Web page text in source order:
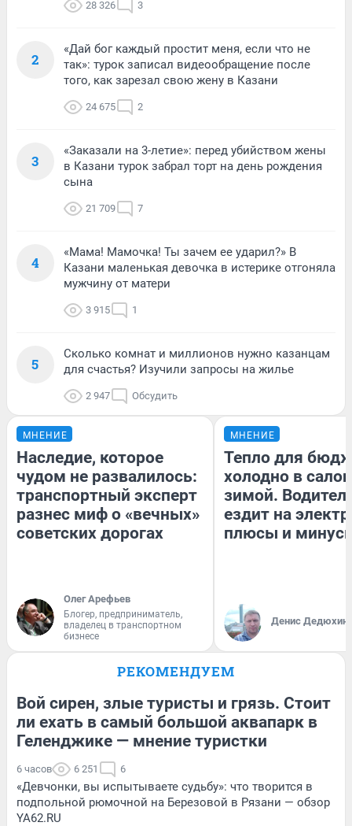
28 326 3
2
«Дай бог каждый простит меня, если что не
так»: турок записал видеообращение после
того, как зарезал свою жену в Казани
24 675 2
3
«Заказали на 3-летие»: перед убийством жены
в Казани турок забрал торт на день рождения
сына
21 709 7
4
«Мама! Мамочка! Ты зачем ее ударил?» В
Казани маленькая девочка в истерике отгоняла
мужчину от матери
3 915 1
5
Сколько комнат и миллионов нужно казанцам
для счастья? Изучили запросы на жилье
2 947 Обсудить
МНЕНИЕ
Наследие, которое
чудом не развалилось:
транспортный эксперт
разнес миф о «вечных»
советских дорогах
Олег Арефьев
Блогер, предприниматель,
владелец в транспортном
бизнесе
МНЕНИЕ
Тепло для
холодно в
зимой.
ездит на
плюсы и
Денис Дедюхин
РЕКОМЕНДУЕМ
Вой сирен, злые туристы и грязь. Стоит
ли ехать в самый большой аквапарк в
Геленджике — мнение туристки
6 часов 6 251 6
«Девчонки, вы испытываете судьбу»: что творится в
подпольной рюмочной на Березовой в Рязани — обзор
YA62.RU